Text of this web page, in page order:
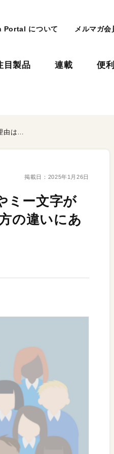
Portal について メルマガ会
目製品 連載 便
日本人は目、外国人は口。Appleのアニ文字やミー文字が日本で流行らない理由は、“表情”の読み取り方の違いにある？
掲載日： 2025年1月26日
ミー文字が
の違いにあ